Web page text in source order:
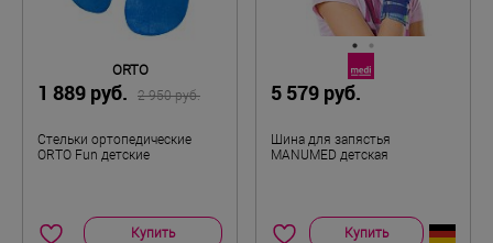
ORTO
1 889 руб. 2 950 руб.
Стельки ортопедические
ORTO Fun детские
Купить
5 579 руб.
Шина для запястья
MANUMED детская
Купить